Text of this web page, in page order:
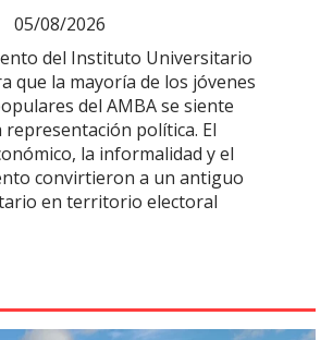
05/08/2026
del Instituto Universitario
que la mayoría de los jóvenes
del AMBA se siente
representación política. El
la informalidad y el
convirtieron a un antiguo
en territorio electoral